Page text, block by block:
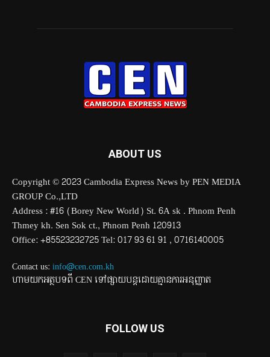
ABOUT US
Copyright © 2023 Cambodia Express News by PEN MEDIA
GROUP Co.,LTD
Address : #16 (Borey New World) St. 6A sk . Phnom Penh
Thmey kh. Sen Sok ct., Phnom Penh 120913
Office: +85523232725 Tel: 017 93 61 91 , 0716140005
Contact us: info@cen.com.kh
ហាមយកអត្ថបទពី CEN ទៅផ្សាយបន្តដោយគ្មានការអនុញ្ញាត
FOLLOW US